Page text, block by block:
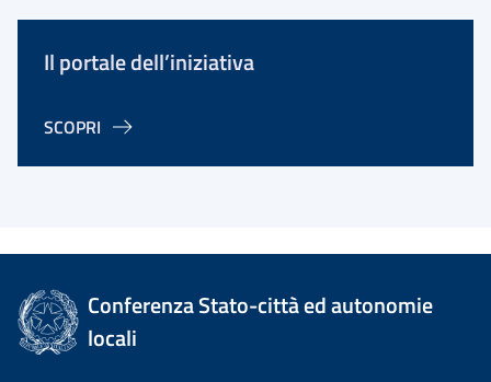
Il portale dell’iniziativa
SCOPRI
Conferenza Stato-città ed autonomie
locali